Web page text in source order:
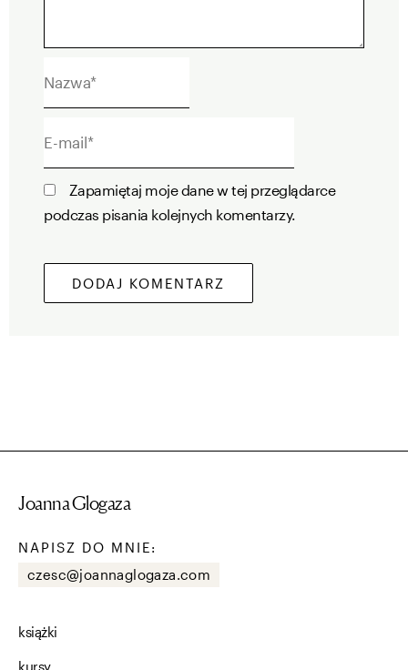
mail*
Zapamiętaj moje dane w tej przeglądarce
podczas pisania kolejnych komentarzy.
Joanna Glogaza
NAPISZ DO MNIE:
czesc@joannaglogaza.com
książki
kursy